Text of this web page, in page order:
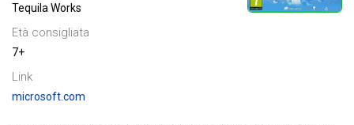
Tequila Works
Età consigliata
7+
Link
microsoft.com